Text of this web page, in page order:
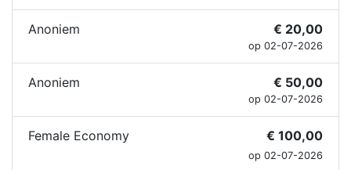
Anoniem € 20,00
op 02-07-2026
Anoniem € 50,00
op 02-07-2026
Female Economy € 100,00
op 02-07-2026